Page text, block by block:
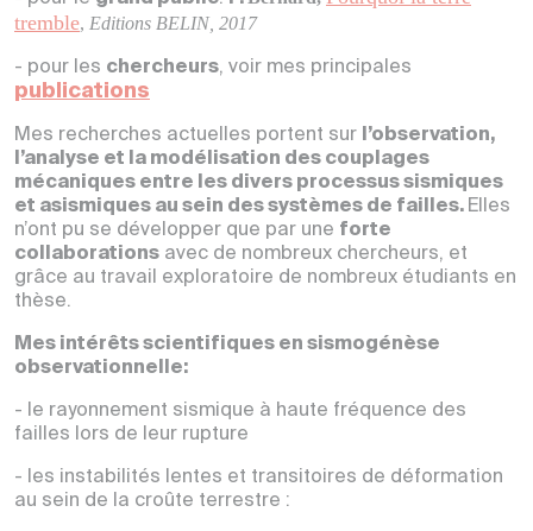
tremble, Editions BELIN, 2017
- pour les chercheurs, voir mes principales
publications
Mes recherches actuelles portent sur l’o bservation,
l’analyse et la modélisation des couplages
mécaniques entre les divers processus sismiques
et asismiques au sein des systèmes de failles. Elles
n’ont pu se développer que par une forte
collaborations avec de nombreux chercheurs, et
grâce au travail exploratoire de nombreux étudiants en
thèse.
Mes intérêts scientifiques en sismogénèse
observationnelle:
- le rayonnement sismique à haute fréquence des
failles lors de leur rupture
- les instabilités lentes et transitoires de déformation
au sein de la croûte terrestre :